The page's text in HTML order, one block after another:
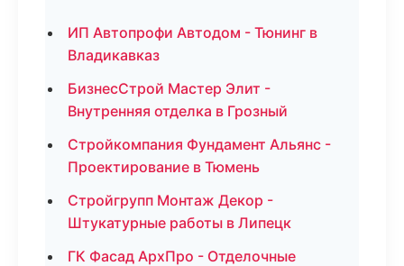
ИП Автопрофи Автодом - Тюнинг в
Владикавказ
БизнесСтрой Мастер Элит -
Внутренняя отделка в Грозный
Стройкомпания Фундамент Альянс -
Проектирование в Тюмень
Стройгрупп Монтаж Декор -
Штукатурные работы в Липецк
ГК Фасад АрхПро - Отделочные